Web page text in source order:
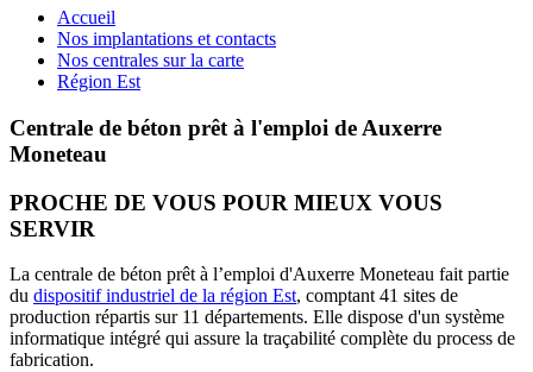
Accueil
Nos implantations et contacts
Nos centrales sur la carte
Région Est
Centrale de béton prêt à l'emploi de Auxerre
Moneteau
PROCHE DE VOUS POUR MIEUX VOUS
SERVIR
La centrale de béton prêt à l’emploi d'Auxerre Moneteau fait partie
du dispositif industriel de la région Est, comptant 41 sites de
production répartis sur 11 départements. Elle dispose d'un système
informatique intégré qui assure la traçabilité complète du process de
fabrication.